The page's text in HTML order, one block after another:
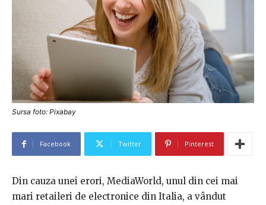
Sursa foto: Pixabay
Facebook Twitter Pinterest
Din cauza unei erori, MediaWorld, unul din cei mai
mari retaileri de electronice din Italia, a vândut